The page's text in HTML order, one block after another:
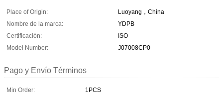
Place of Origin:
Luoyang，China
Nombre de la marca:
YDPB
Certificación:
ISO
Model Number:
J07008CP0
Pago y Envío Términos
Min Order:
1PCS